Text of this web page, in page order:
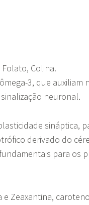
Folato, Colina.
3, que auxiliam
neuronal.
sináptica,
derivado do
para os
Zeaxantina,